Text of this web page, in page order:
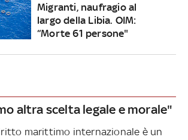
Migranti, naufragio al
largo della Libia. OIM:
“Morte 61 persone"
altra scelta legale e morale"
marittimo internazionale è un